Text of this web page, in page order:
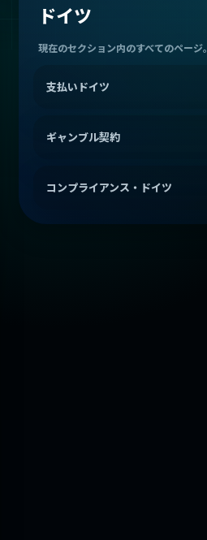
ドイツ
現在のセクション内のすべてのページ。
支払いドイツ
ギャンブル契約
コンプライアンス・ドイツ